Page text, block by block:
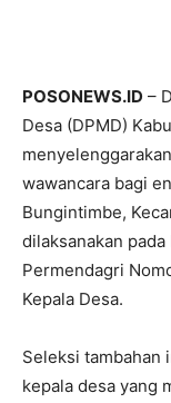
POSONEWS.ID –
Desa (DPMD)
wawancara bagi
Bungintimbe,
dilaksanakan
Permendagri
Kepala Desa.
Seleksi tambahan
kepala desa yang